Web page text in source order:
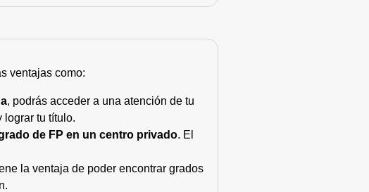
ventajas como:
, podrás acceder a una atención de tu
lograr tu título.
de FP en un centro privado. El
la ventaja de poder encontrar grados